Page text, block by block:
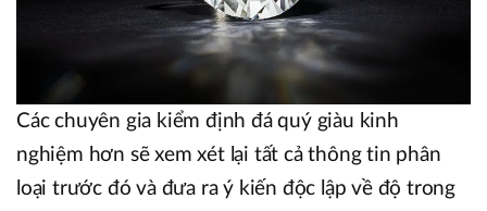
Các chuyên gia kiểm định đá quý giàu kinh
nghiệm hơn sẽ xem xét lại tất cả thông tin phân
loại trước đó và đưa ra ý kiến độc lập về độ trong